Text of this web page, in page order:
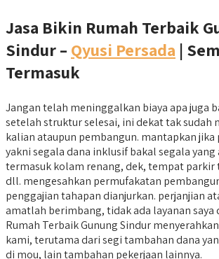
Jasa Bikin Rumah Terbaik
Sindur – Qyusi Persada |
Termasuk
Jangan telah meninggalkan biaya apa juga
setelah struktur selesai, ini dekat tak sudah
kalian ataupun pembangun. mantapkan
yakni segala dana inklusif bakal segala
termasuk kolam renang, dek, tempat parkir
dll. mengesahkan permufakatan
penggajian tahapan dianjurkan. perjanjian
amatlah berimbang, tidak ada layanan saya
Rumah Terbaik Gunung Sindur
kami, terutama dari segi tambahan dana
di mou, lain tambahan pekerjaan lainnya.